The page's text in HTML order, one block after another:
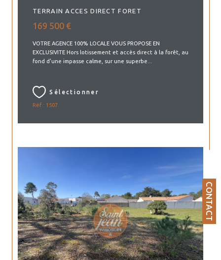
CONTACT
TERRAIN ACCES DIRECT FORET
169 500 €
VOTRE AGENCE 100% LOCALE VOUS PROPOSE EN
EXCLUSIVITE Hors lotissement et accès direct à la forêt, au
fond d'une impasse calme, sur une superbe...
Sélectionner
Réf : 1507